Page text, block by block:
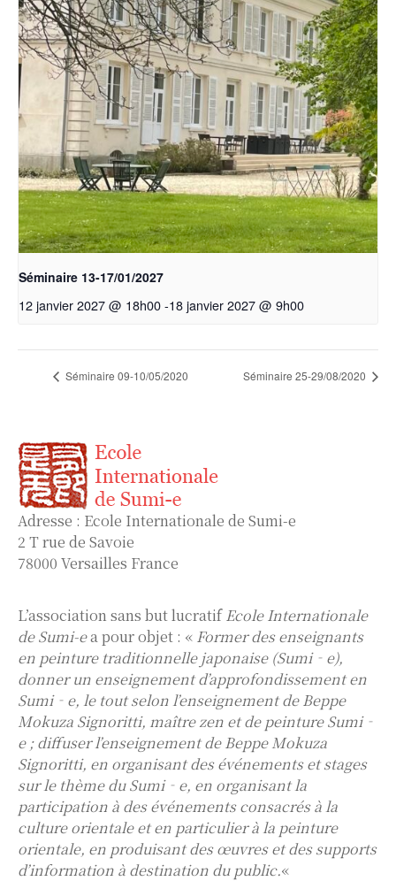
Séminaire 13-17/01/2027
12 janvier 2027 @ 18h00-18 janvier 2027 @ 9h00
Séminaire 09-10/05/2020 Séminaire 25-29/08/2020
Adresse : Ecole Internationale de Sumi-e
2 T rue de Savoie
78000 Versailles France
L’association sans but lucratifEcole Internationale
de Sumi-ea pour objet : « Former des enseignants
en peinture traditionnelle japonaise (Sumi‐e),
donner un enseignement d’approfondissement en
Sumi‐e, le tout selon l’enseignement de Beppe
Mokuza Signoritti, maître zen et de peinture Sumi‐
e ; diffuser l’enseignement de Beppe Mokuza
Signoritti, en organisant des événements et stages
sur le thème du Sumi‐e, en organisant la
participation à des événements consacrés à la
culture orientale et en particulier à la peinture
orientale, en produisant des œuvres et des supports
d’information à destination du public.«